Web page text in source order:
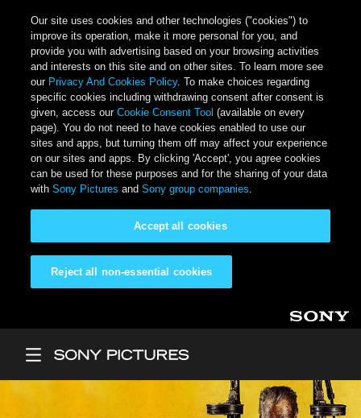
Our site uses cookies and other technologies ("cookies") to
improve its operation, make it more personal for you, and
provide you with advertising based on your browsing activities
and interests on this site and on other sites. To learn more see
our Privacy And Cookies Policy. To make choices regarding
specific cookies including withdrawing consent after consent is
given, access ourCookie Consent Tool (available on every
page). You do not need to have cookies enabled to use our
sites and apps, but turning them off may affect your experience
on our sites and apps. By clicking 'Accept', you agree cookies
can be used for these purposes and for the sharing of your data
withSony Pictures andSony group companies.
Reject all non-essential cookies
Accept all cookies